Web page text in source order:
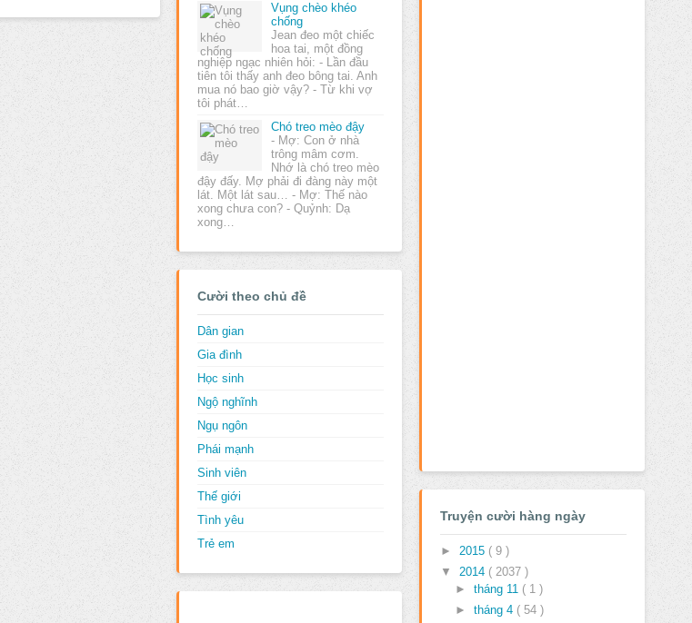
Vụng chèo khéo
chống
Jean đeo một chiếc
hoa tai, một đồng
nghiệp ngạc nhiên hỏi: - Lần đầu
tiên tôi thấy anh đeo bông tai. Anh
mua nó bao giờ vậy? - Từ khi vợ
tôi phát…
Chó treo mèo đậy
- Mợ: Con ở nhà
trông mâm cơm.
Nhớ là chó treo mèo
đậy đấy. Mợ phải đi đàng này một
lát. Một lát sau… - Mợ: Thế nào
xong chưa con? - Quỷnh: Dạ
xong…
Cười theo chủ đề
Dân gian
Gia đình
Học sinh
Ngộ nghĩnh
Ngụ ngôn
Phái mạnh
Sinh viên
Thế giới
Tình yêu
Trẻ em
Truyện cười hàng ngày
► 2015 ( 9 )
▼ 2014 ( 2037 )
► tháng 11 ( 1 )
► tháng 4 ( 54 )